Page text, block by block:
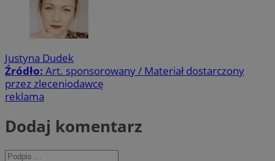
Justyna Dudek
Źródło: Art. sponsorowany / Materiał dostarczony
przez zleceniodawcę
reklama
Dodaj komentarz